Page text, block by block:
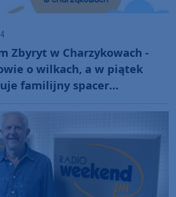
Zbyryt w Charzykowach -
o wilkach, a w piątek
familijny spacer